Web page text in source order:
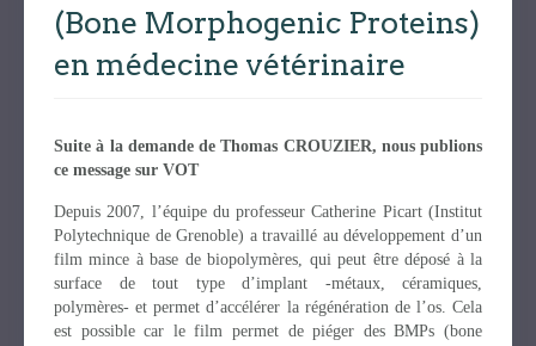
(Bone Morphogenic Proteins)
en médecine vétérinaire
Suite à la demande de Thomas CROUZIER, nous publions
ce message sur VOT
Depuis 2007, l’équipe du professeur Catherine Picart (Institut
Polytechnique de Grenoble) a travaillé au développement d’un
film mince à base de biopolymères, qui peut être déposé à la
surface de tout type d’implant -métaux, céramiques,
polymères- et permet d’accélérer la régénération de l’os. Cela
est possible car le film permet de piéger des BMPs (bone